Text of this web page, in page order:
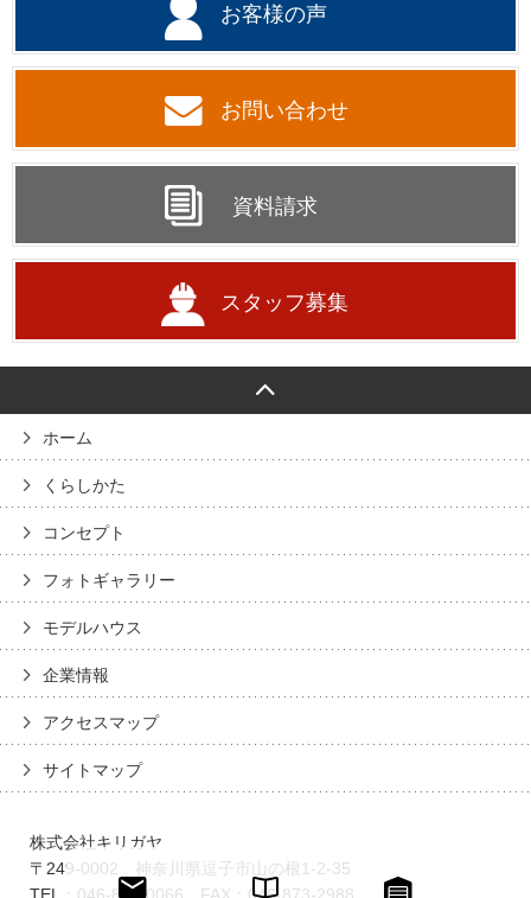
お客様の声
お問い合わせ
資料請求
スタッフ募集
ホーム
くらしかた
コンセプト
フォトギャラリー
モデルハウス
企業情報
アクセスマップ
サイトマップ
株式会社キリガヤ
〒249-0002 神奈川県逗子市山の根1-2-35